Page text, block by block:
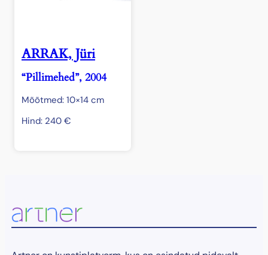
ARRAK, Jüri
“Pillimehed”, 2004
Mõõtmed: 10×14 cm
Hind: 240 €